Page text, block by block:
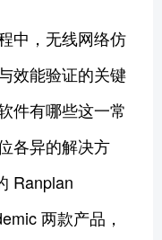
中，无线网络仿
效能验证的关键
件有哪些这一常
各异的解决方
Ranplan
两款产品，